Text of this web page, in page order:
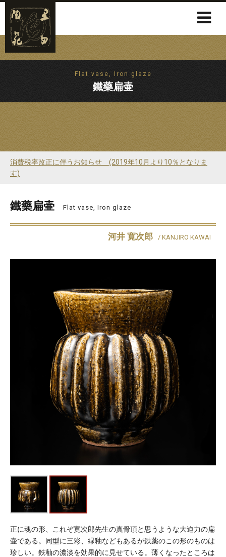
Flat vase, Iron glaze
鐵藥扁壷
消費税率改正に伴うお知らせ (2019年10月より10％となりま
す)
鐵藥扁壷 Flat vase, Iron glaze
河井 寛次郎 / KANJIRO KAWAI
正に魂の形、これぞ寛次郎先生の真骨頂と思うような大迫力の扁
壷である。同型に三彩、緑釉などもあるが鉄薬のこの形のものは
珍しい。鉄釉の濃淡を効果的に見せている。薄くなったところは